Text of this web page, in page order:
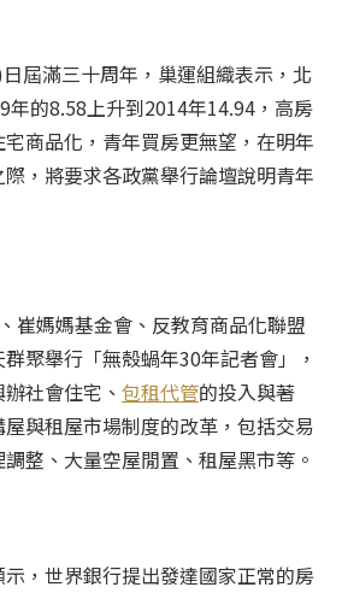
屆滿三十周年，巢運組織表示，北
年的8.58上升到2014年14.94，高房
商品化，青年買房更無望，在明年
，將要求各政黨舉行論壇說明青年
崔媽媽基金會、反教育商品化聯盟
聚舉行「無殼蝸年30年記者會」，
社會住宅、 包租代管的投入與著
與租屋市場制度的改革，包括交易
整、大量空屋閒置、租屋黑市等。
，世界銀行提出發達國家正常的房